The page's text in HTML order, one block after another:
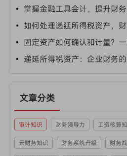
• 掌握金融工具会计，提升财
• 如何处理递延所得税资产，
• 固定资产如何确认和计量？
• 递延所得税资产：企业财务的
文章分类
审计知识 财务领导力 工资核算
云财务知识 财务系统升级 财务